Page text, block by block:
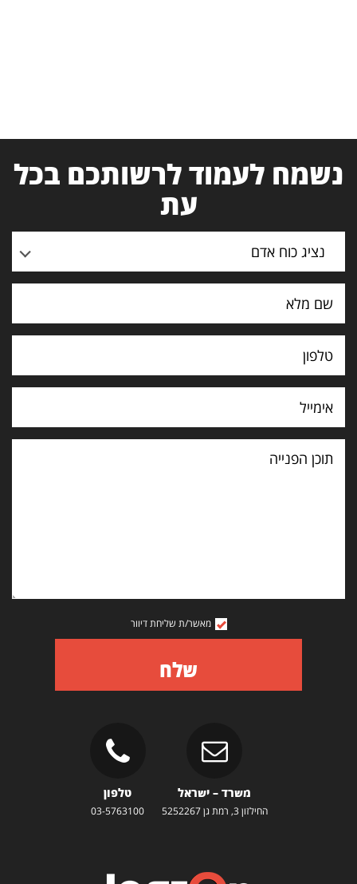
נשמח לעמוד לרשותכם בכל
עת
נציג כוח אדם
תוכן
הפנייה
מאשר/ת שליחת דיוור
שלח
משרד – ישראל
החילזון 3, רמת גן 5252267
טלפון
03-5763100